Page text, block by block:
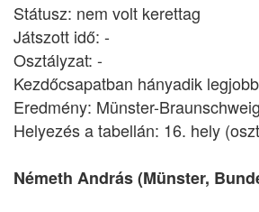
Státusz: nem volt kerettag
Játszott idő: -
Osztályzat: -
Kezdőcsapatban hányadik
Eredmény: Münster-
Helyezés a tabellán: 16. hely
Németh András (Münster,